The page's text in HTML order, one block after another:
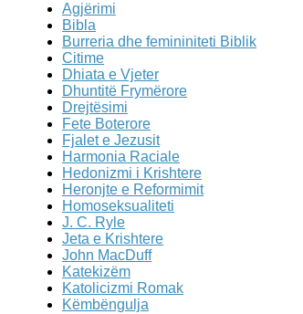
Agjërimi
Bibla
Burreria dhe femininiteti Biblik
Citime
Dhiata e Vjeter
Dhuntitë Frymërore
Drejtësimi
Fete Boterore
Fjalet e Jezusit
Harmonia Raciale
Hedonizmi i Krishtere
Heronjte e Reformimit
Homoseksualiteti
J. C. Ryle
Jeta e Krishtere
John MacDuff
Katekizëm
Katolicizmi Romak
Këmbëngulja